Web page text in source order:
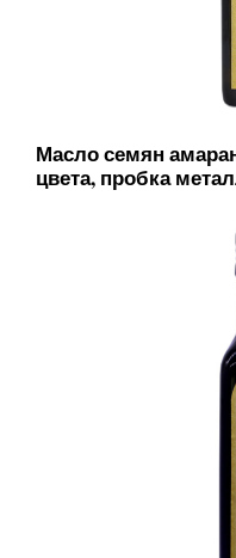
Масло семян
цвета, пробка